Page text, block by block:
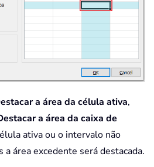
a área da célula ativa,
a área da caixa de
ativa ou o intervalo não
a área excedente será destacada.